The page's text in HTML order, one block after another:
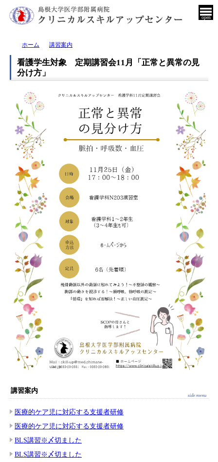
open
ホーム 講習案内
看護学生対象 定期講習会11月「正常と異常の見
分け方」
講習案内
医療的ケア児に対応する支援者研修
医療的ケア児に対応する支援者研修
BLS講習※〆切ました
BLS講習※〆切ました